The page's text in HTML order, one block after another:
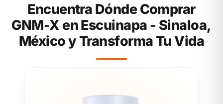
Encuentra Dónde Comprar
GNM-X en Escuinapa - Sinaloa,
México y Transforma Tu Vida